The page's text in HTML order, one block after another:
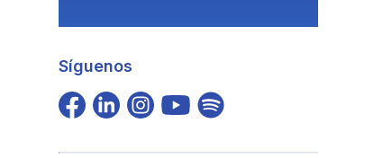
Síguenos